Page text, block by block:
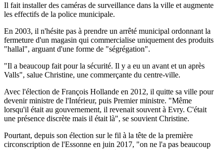
Il fait installer des caméras de surveillance dans la ville et augmente
les effectifs de la police municipale.
En 2003, il n'hésite pas à prendre un arrêté municipal ordonnant la
fermeture d'un magasin qui commercialise uniquement des produits
"hallal", arguant d'une forme de "ségrégation".
"Il a beaucoup fait pour la sécurité. Il y a eu un avant et un après
Valls", salue Christine, une commerçante du centre-ville.
Avec l'élection de François Hollande en 2012, il quitte sa ville pour
devenir ministre de l'Intérieur, puis Premier ministre. "Même
lorsqu'il était au gouvernement, il revenait souvent à Evry. C'était
une présence discrète mais il était là", se souvient Christine.
Pourtant, depuis son élection sur le fil à la tête de la première
circonscription de l'Essonne en juin 2017, "on ne l'a pas beaucoup